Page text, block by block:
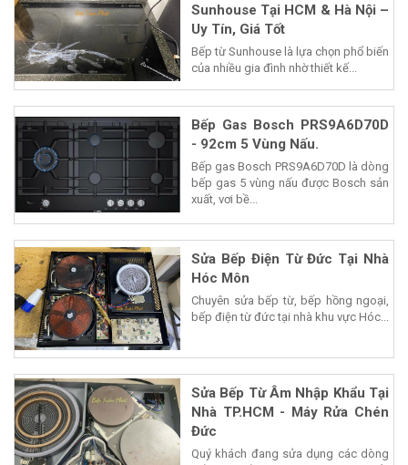
Sunhouse Tại HCM & Hà Nội –
Uy Tín, Giá Tốt
Bếp từ Sunhouse là lựa chọn phổ biến
của nhiều gia đình nhờ thiết kế...
Bếp Gas Bosch PRS9A6D70D
- 92cm 5 Vùng Nấu.
Bếp gas Bosch PRS9A6D70D là dòng
bếp gas 5 vùng nấu được Bosch sản
xuất, vơi bề...
Sửa Bếp Điện Từ Đức Tại Nhà
Hóc Môn
Chuyên sửa bếp từ, bếp hồng ngoại,
bếp điện từ đức tại nhà khu vực Hóc...
Sửa Bếp Từ Âm Nhập Khẩu Tại
Nhà TP.HCM - Máy Rửa Chén
Đức
Quý khách đang sửa dụng các dòng